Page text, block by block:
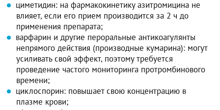
циметидин: на фармакокинетику азитромицина не
влияет, если его прием производится за 2 ч до
применения препарата;
варфарин и другие пероральные антикоагулянты
непрямого действия (производные кумарина): могут
усиливать свой эффект, поэтому требуется
проведение частого мониторинга протромбинового
времени;
циклоспорин: повышает свою концентрацию в
плазме крови;